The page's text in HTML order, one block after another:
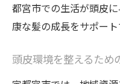
高品質な製品
宇都宮市の美
製品と技術の
都宮市での生活が頭皮
康な髪の成長をサポート
頭皮環境を整えるため